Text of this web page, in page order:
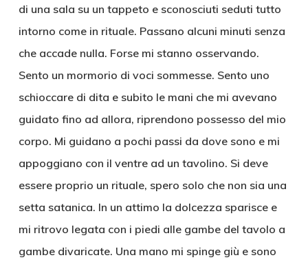
di una sala su un tappeto e sconosciuti seduti tutto
intorno come in rituale. Passano alcuni minuti senza
che accade nulla. Forse mi stanno osservando.
Sento un mormorio di voci sommesse. Sento uno
schioccare di dita e subito le mani che mi avevano
guidato fino ad allora, riprendono possesso del mio
corpo. Mi guidano a pochi passi da dove sono e mi
appoggiano con il ventre ad un tavolino. Si deve
essere proprio un rituale, spero solo che non sia una
setta satanica. In un attimo la dolcezza sparisce e
mi ritrovo legata con i piedi alle gambe del tavolo a
gambe divaricate. Una mano mi spinge giù e sono